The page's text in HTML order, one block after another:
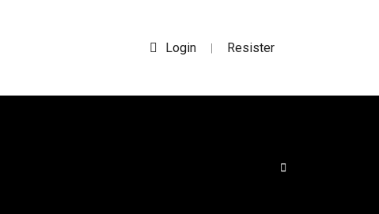
Login | Resister